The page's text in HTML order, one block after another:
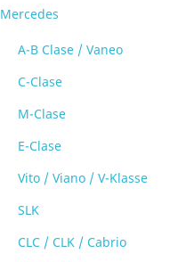
Mercedes
A-B Clase / Vaneo
C-Clase
M-Clase
E-Clase
Vito / Viano / V-Klasse
SLK
CLC / CLK / Cabrio